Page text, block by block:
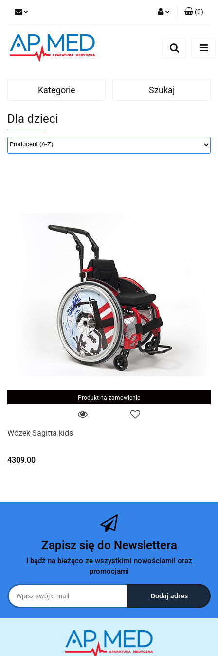
(0)
Kategorie Szukaj
Dla dzieci
Produkt na zamówienie
Wózek Sagitta kids
4309.00
Zapisz się do Newslettera
I bądź na bieżąco ze wszystkimi nowościami! oraz
promocjami